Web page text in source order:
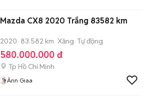
Mazda CX8 2020 Trắng 83582 km
2020 83.582 km Xăng Tự động
580.000.000 đ
Tp Hồ Chí Minh
Ânn Giaa